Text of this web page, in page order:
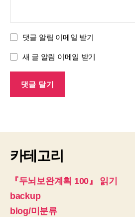
댓글 알림 이메일 받기
새 글 알림 이메일 받기
카테고리
『두뇌보완계획 100』 읽기
backup
blog/미분류